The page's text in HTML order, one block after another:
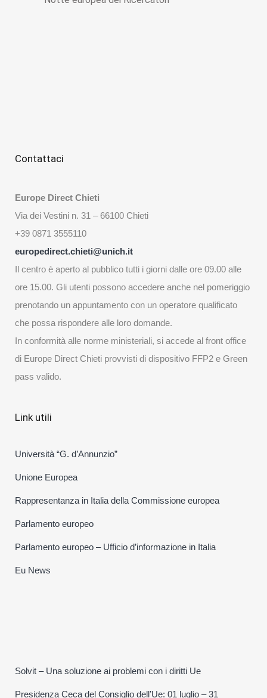
Contattaci
Europe Direct Chieti
Via dei Vestini n. 31 – 66100 Chieti
+39 0871 3555110
europedirect.chieti@unich.it
Il centro è aperto al pubblico tutti i giorni dalle ore 09.00 alle
ore 15.00. Gli utenti possono accedere anche nel pomeriggio
prenotando un appuntamento con un operatore qualificato
che possa rispondere alle loro domande.
In conformità alle norme ministeriali, si accede al front office
di Europe Direct Chieti provvisti di dispositivo FFP2 e Green
pass valido.
Link utili
Università “G. d’Annunzio”
Unione Europea
Rappresentanza in Italia della Commissione europea
Parlamento europeo
Parlamento europeo – Ufficio d’informazione in Italia
Eu News
Solvit – Una soluzione ai problemi con i diritti Ue
Presidenza Ceca del Consiglio dell’Ue: 01 luglio – 31